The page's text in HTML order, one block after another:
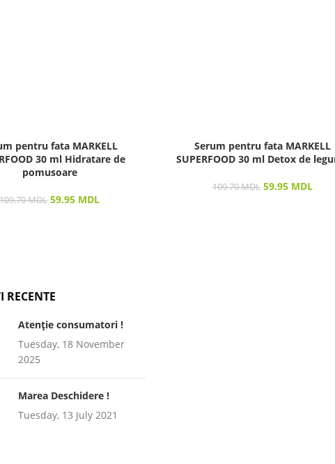
pentru fata MARKELL
30 ml Hidratare de
pomusoare
109.70MDL 59.95 MDL
Serum pentru fata MARKELL
SUPERFOOD 30 ml Detox de
109.70MDL 59.95 MDL
RECENTE
Atenție consumatori !
Tuesday, 18 November
2025
Marea Deschidere !
Tuesday, 13 July 2021